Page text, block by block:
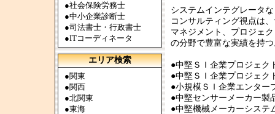
●社会保険労務士
●中小企業診断士
●司法書士・行政書士
●ITコーディネータ
エリア検索
●関東
●関西
●北関東
●東海
システムインテグレータ
コンサルティング視点は
マネジメント、プロジェ
の分野で豊富な実績を持
●中堅ＳＩ企業プロジェク
●中堅ＳＩ企業プロジェク
●小規模ＳＩ企業エンター
●中堅センサーメーカー製
●中堅機械メーカーシステ